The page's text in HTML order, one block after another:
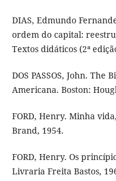
DIAS, Edmundo
ordem do capital:
Textos didáticos (2ª
DOS PASSOS, John. The
Americana. Boston:
FORD, Henry. Minha
Brand, 1954.
FORD, Henry. Os
Livraria Freita Bastos,